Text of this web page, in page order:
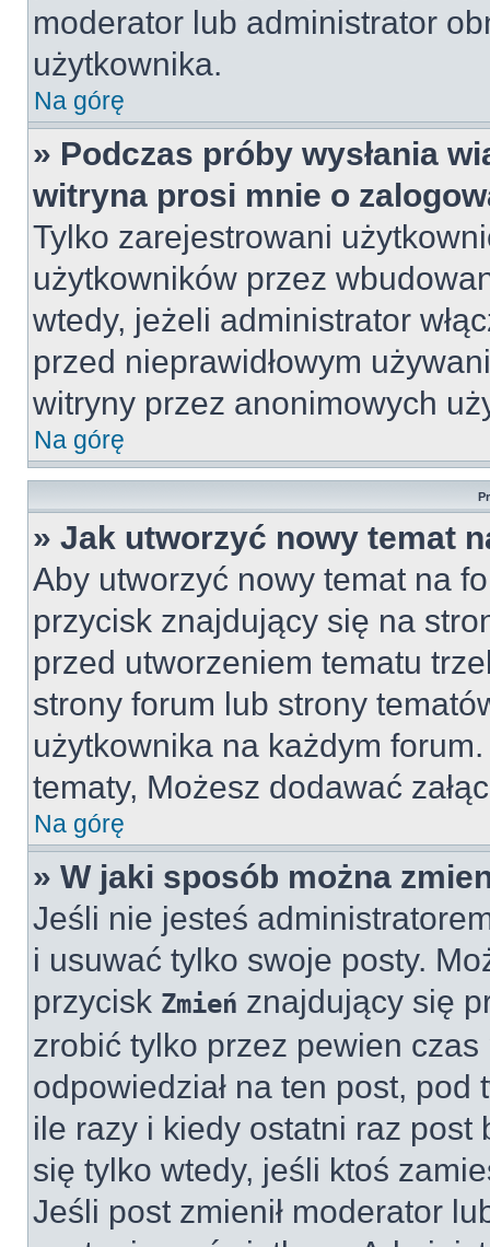
moderator lub administrator
użytkownika.
Na górę
» Podczas próby wysłania
witryna prosi mnie o
Tylko zarejestrowani
użytkowników przez
wtedy, jeżeli administrator
przed nieprawidłowym
witryny przez anonimowych
Na górę
» Jak utworzyć nowy temat
Aby utworzyć nowy temat na
przycisk znajdujący się na
przed utworzeniem tematu
strony forum lub strony
użytkownika na każdym
tematy, Możesz dodawać
Na górę
» W jaki sposób można
Jeśli nie jesteś
i usuwać tylko swoje posty.
przycisk Zmień znajdujący się
zrobić tylko przez pewien
odpowiedział na ten post,
ile razy i kiedy ostatni raz post
się tylko wtedy, jeśli ktoś
Jeśli post zmienił moderator